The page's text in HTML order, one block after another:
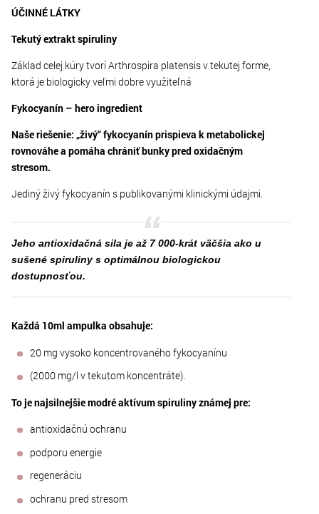
ÚČINNÉ LÁTKY
Tekutý extrakt spiruliny
Základ celej kúry tvorí Arthrospira platensis v tekutej forme,
ktorá je biologicky veľmi dobre využiteľná
Fykocyanín – hero ingredient
Naše riešenie: „živý“ fykocyanín prispieva k metabolickej
rovnováhe a pomáha chrániť bunky pred oxidačným
stresom.
Jediný živý fykocyanín s publikovanými klinickými údajmi.
Jeho antioxidačná sila je až 7 000-krát väčšia ako u
sušené spiruliny s optimálnou biologickou
dostupnosťou.
Každá 10ml ampulka obsahuje:
20 mg vysoko koncentrovaného fykocyanínu
(2000 mg/l v tekutom koncentráte).
To je najsilnejšie modré aktívum spiruliny známej pre:
antioxidačnú ochranu
podporu energie
regeneráciu
ochranu pred stresom